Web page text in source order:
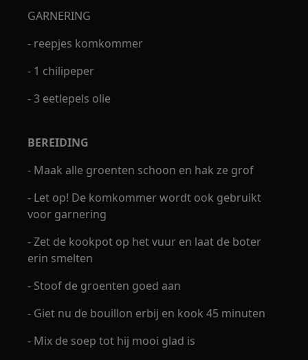
GARNERING
- reepjes komkommer
- 1 chilipeper
- 3 eetlepels olie
BEREIDING
- Maak alle groenten schoon en hak ze grof
- Let op! De komkommer wordt ook gebruikt
voor garnering
- Zet de kookpot op het vuur en laat de boter
erin smelten
- Stoof de groenten goed aan
- Giet nu de bouillon erbij en kook 45 minuten
- Mix de soep tot hij mooi glad is